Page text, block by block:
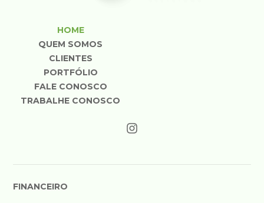
HOME
QUEM SOMOS
CLIENTES
PORTFÓLIO
FALE CONOSCO
TRABALHE CONOSCO
FINANCEIRO